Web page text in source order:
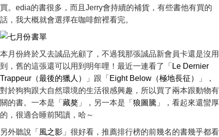
買。edia的書很多，而且Jerry會持續的補貨，有些書他有買的
話，我大概就會選擇在咖啡館裡看完。
本月份終於又去誠品光顧了，不過我那張誠品新會員卡還是沒用
到，舊的這張還可以用到明年哩！最近一連看了「 Le Dernier
Trappeur（最後的獵人）
」跟「 Eight Below（極地長征）
」，
對於狗狗跟大自然環境的生活很感興趣，所以買了兩本跟動物有
關的書。一本是「 藏獒 」，另一本是「 狼圖騰 」，看起來還蠻厚
的，很適合睡前閱讀，哈～
另外聽說「 風之影 」很好看，推薦排行榜的前幾名的書幾乎都看